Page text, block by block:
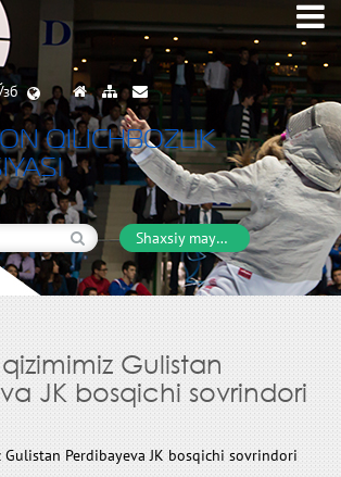
QILICHBOZLIK
Shaxsiy maydon
Gulistan
JK bosqichi sovrindori
Perdibayeva JK bosqichi sovrindori